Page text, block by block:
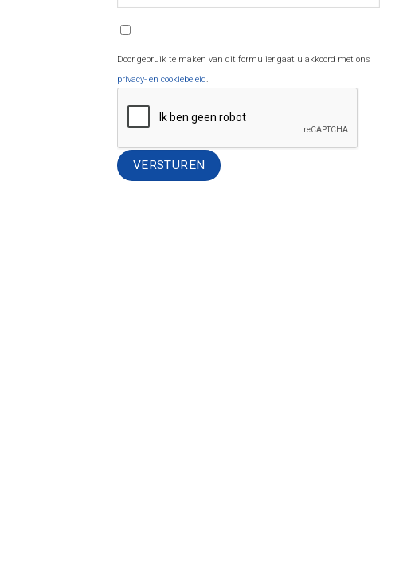
Door gebruik te maken van dit formulier gaat u akkoord met ons
privacy- en cookiebeleid.